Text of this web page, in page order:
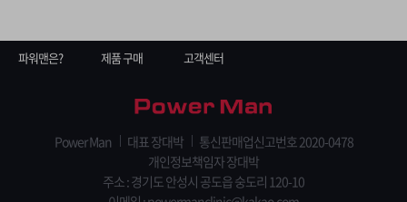
파워맨은? 제품 구매 고객센터
Power Man 대표 장대박
통신판매업신고번호 2020-0478
개인정보책임자 장대박
주소 : 경기도 안성시 공도읍 숭도리 120-10